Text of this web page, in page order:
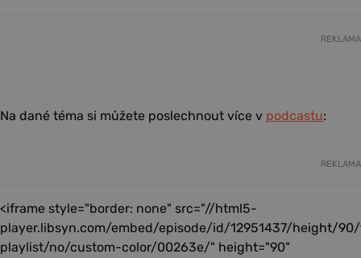
REKLAMA
Na dané téma si můžete poslechnout více v podcastu:
REKLAMA
<iframe style="border: none" src="//html5-
player.libsyn.com/embed/episode/id/12951437/height/
playlist/no/custom-color/00263e/" height="90"